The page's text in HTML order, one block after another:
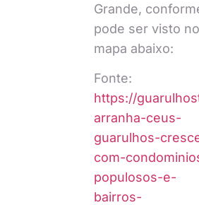
Grande,
pode ser visto no
mapa abaixo:
Fonte:
https://
arranha-ceus-
guarulhos-
com-
populosos-e-
bairros-